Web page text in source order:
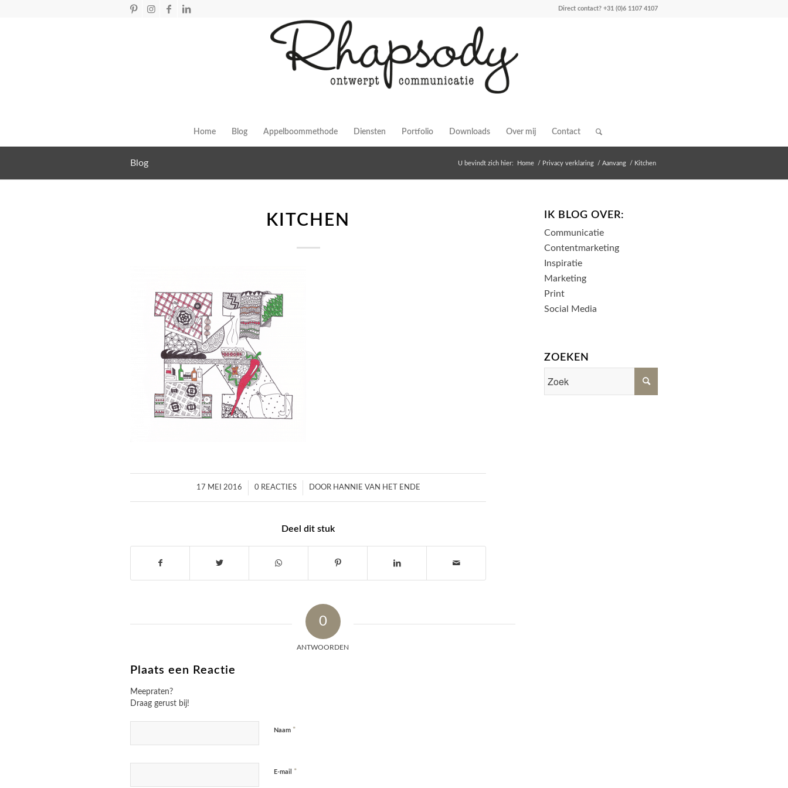
Direct contact? +31 (0)6 1107 4107
Home Blog Appelboommethode Diensten Portfolio Downloads Over mij Contact
Blog U bevindt zich hier: Home / Privacy verklaring / Aanvang / Kitchen
KITCHEN
17 MEI 2016
/ 0 REACTIES
/ DOOR HANNIE VAN HET ENDE
Deel dit stuk
0
ANTWOORDEN
Plaats een Reactie
Meepraten?
Draag gerust bij!
Naam *
E-mail *
IK BLOG OVER:
Communicatie
Contentmarketing
Inspiratie
Marketing
Print
Social Media
ZOEKEN